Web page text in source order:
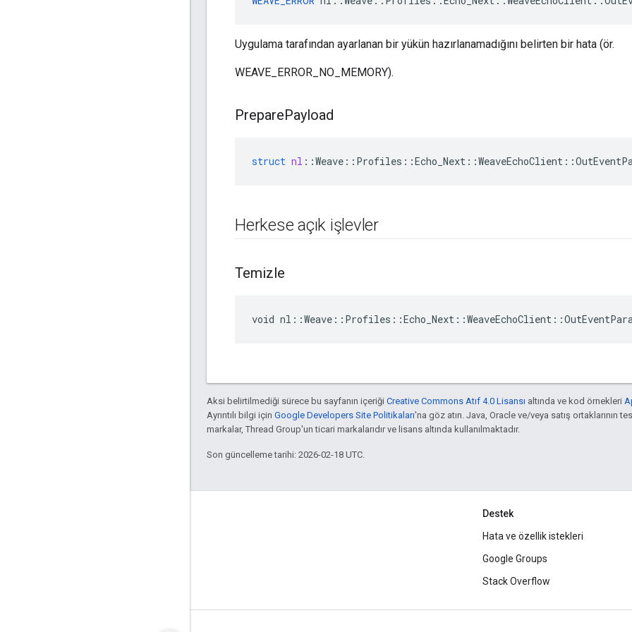
Uygulama tarafından ayarlanan bir yükün hazırlanamadığını belirten bir hata (ör.
WEAVE_ERROR_NO_MEMORY).
PreparePayload
struct nl ::Weave :: Profiles ::Echo_Next ::WeaveEchoClient ::
Herkese açık işlevler
Temizle
void
Aksi belirtilmediği sürece bu sayfanın içeriği Creative Commons Atıf 4.0 Lisansı altında ve kod örnekleri
Ayrıntılı bilgi için Google Developers Site Politikaları'na göz atın. Java, Oracle ve/veya satış ortaklarının
markalar, Thread Group'un ticari markalarıdır ve lisans altında kullanılmaktadır.
Son güncelleme tarihi: 2026-02-18 UTC.
Destek
Hata ve özellik istekleri
Google Groups
Stack Overflow